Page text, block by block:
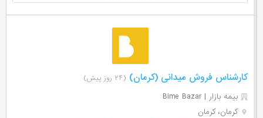
کارشناس فروش میدانی (کرمان) (۲۴ روز پیش)
بیمه بازار | Bime Bazar
کرمان، کرمان